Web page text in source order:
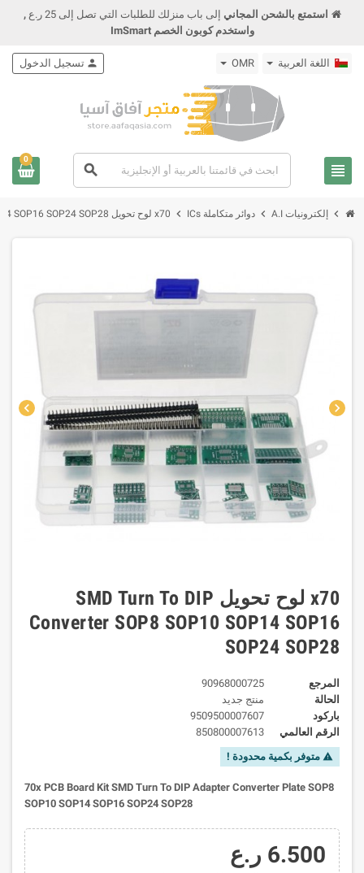
استمتع بالشحن المجاني إلى باب منزلك للطلبات التي تصل إلى 25 ر.ع
,
واستخدم كوبون الخصم ImSmart
اللغة العربية OMR
view_headline
search
person تسجيل الدخول
0
chevron_right إلكترونيات A.I chevron_right دوائر متكاملة ICs chevron_right x70 لوح تحويل SMD Turn To DIP Converter SOP8 SOP10 SOP14 SOP16 SOP24 SOP28
chevron_left chevron_right
x70 لوح تحويل SMD Turn To DIP
Converter SOP8 SOP10 SOP14 SOP16
SOP24 SOP28
المرجع
90968000725
الحالة
منتج جديد
باركود
9509500007607
الرقم العالمي
850800007613
warning متوفر بكمية محدودة !
70x PCB Board Kit SMD Turn To DIP Adapter Converter Plate SOP8
SOP10 SOP14 SOP16 SOP24 SOP28
6.500 ر.ع